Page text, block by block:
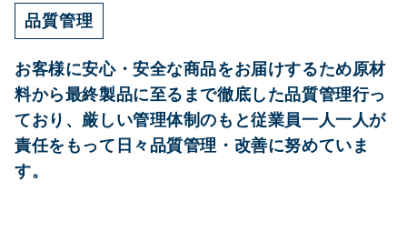
品質管理
お客様に安心・安全な商品をお届けするため原材
料から最終製品に至るまで徹底した品質管理行っ
ており、厳しい管理体制のもと従業員一人一人が
責任をもって日々品質管理・改善に努めていま
す。